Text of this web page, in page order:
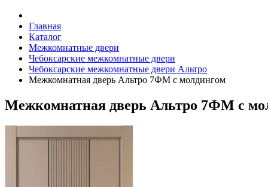
Главная
Каталог
Межкомнатные двери
Чебоксарские межкомнатные двери
Чебоксарские межкомнатные двери Альтро
Межкомнатная дверь Альтро 7ФМ с молдингом
Межкомнатная дверь Альтро 7ФМ с